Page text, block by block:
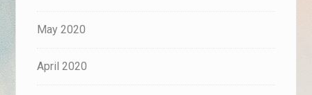
May 2020
April 2020